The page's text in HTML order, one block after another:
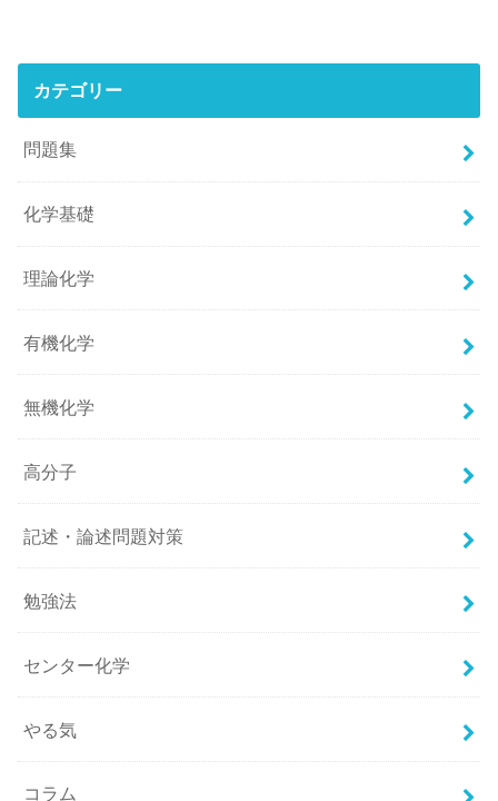
カテゴリー
問題集
化学基礎
理論化学
有機化学
無機化学
高分子
記述・論述問題対策
勉強法
センター化学
やる気
コラム